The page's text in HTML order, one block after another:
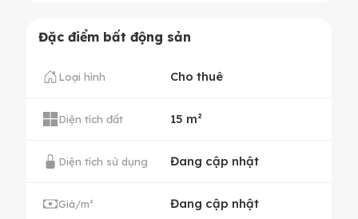
Đặc điểm bất động sản
Loại hình Cho thuê
Diện tích đất 15 m²
Diện tích sử dụng Đang cập nhật
Giá/m² Đang cập nhật